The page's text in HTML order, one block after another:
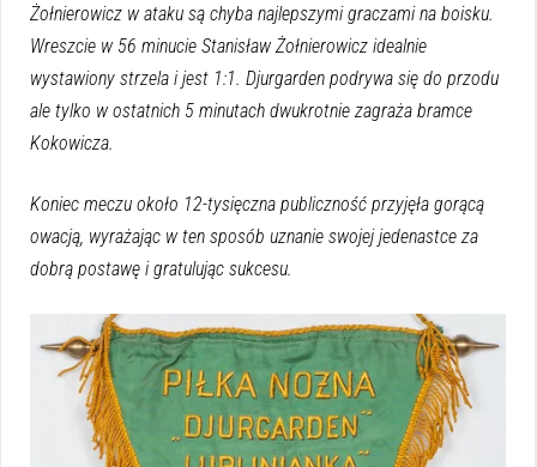
Żołnierowicz w ataku są chyba najlepszymi graczami na boisku.
Wreszcie w 56 minucie Stanisław Żołnierowicz idealnie
wystawiony strzela i jest 1:1. Djurgarden podrywa się do przodu
ale tylko w ostatnich 5 minutach dwukrotnie zagraża bramce
Kokowicza.
Koniec meczu około 12-tysięczna publiczność przyjęła gorącą
owacją, wyrażając w ten sposób uznanie swojej jedenastce za
dobrą postawę i gratulując sukcesu.